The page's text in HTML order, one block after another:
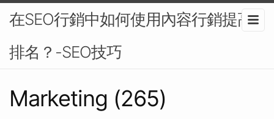
在SEO行銷中如何使用內容行銷提高
排名？-SEO技巧
Marketing (265)